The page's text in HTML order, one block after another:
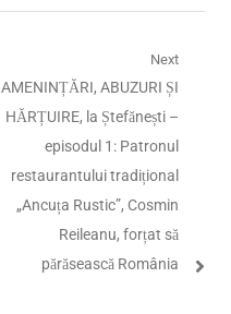
Next
Next
post:
AMENINȚĂRI, ABUZURI ȘI
HĂRȚUIRE, la Ștefănești –
episodul 1: Patronul
restaurantului tradițional
„Ancuța Rustic”, Cosmin
Reileanu, forțat să
părăsească România